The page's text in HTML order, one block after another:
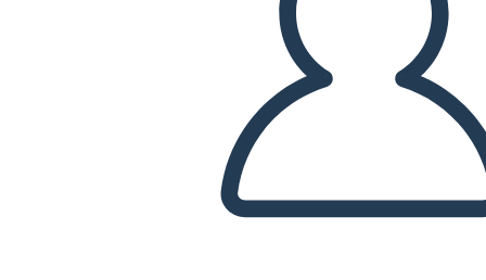
ČÍTAJ MI